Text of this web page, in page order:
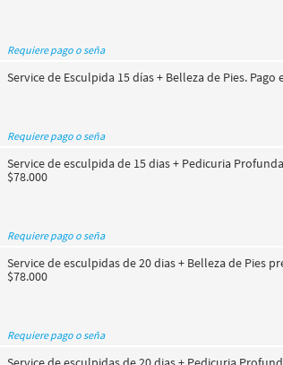
Requiere pago o seña
Service de Esculpida 15 días + Belleza de Pies.
Requiere pago o seña
Service de esculpida de 15 dias + Pedicuria
$78.000
Requiere pago o seña
Service de esculpidas de 20 dias + Belleza de Pies
$78.000
Requiere pago o seña